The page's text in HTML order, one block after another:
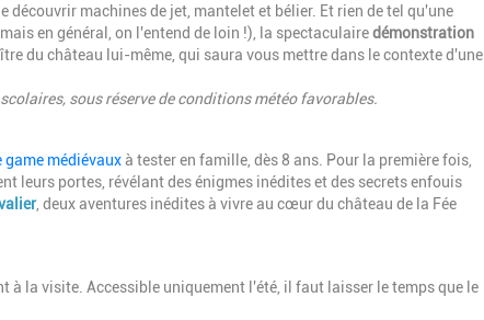
découvrir machines de jet, mantelet et bélier. Et rien de tel qu'une
en général, on l'entend de loin !), la spectaculairedémonstration
du château lui-même, qui saura vous mettre dans le contexte d'une
sous réserve de conditions météo favorables.
game médiévauxà tester en famille, dès 8 ans. Pour la première fois,
leurs portes, révélant des énigmes inédites et des secrets enfouis
, deux aventures inédites à vivre au cœur du château de la Fée
à la visite. Accessible uniquement l'été, il faut laisser le temps que le